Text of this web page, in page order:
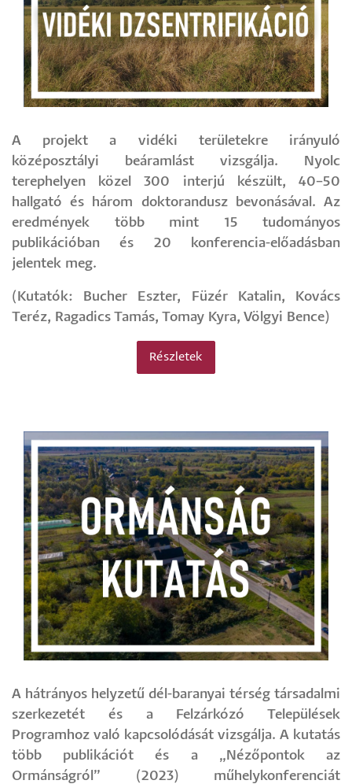
A projekt a vidéki területekre irányuló
középosztályi beáramlást vizsgálja. Nyolc
terephelyen közel 300 interjú készült, 40–50
hallgató és három doktorandusz bevonásával. Az
eredmények több mint 15 tudományos
publikációban és 20 konferencia-előadásban
jelentek meg.
(Kutatók: Bucher Eszter, Füzér Katalin, Kovács
Teréz, Ragadics Tamás, Tomay Kyra, Völgyi Bence)
Részletek
A hátrányos helyzetű dél-baranyai térség társadalmi
szerkezetét és a Felzárkózó Települések
Programhoz való kapcsolódását vizsgálja. A kutatás
több publikációt és a „Nézőpontok az
Ormánságról” (2023) műhelykonferenciát